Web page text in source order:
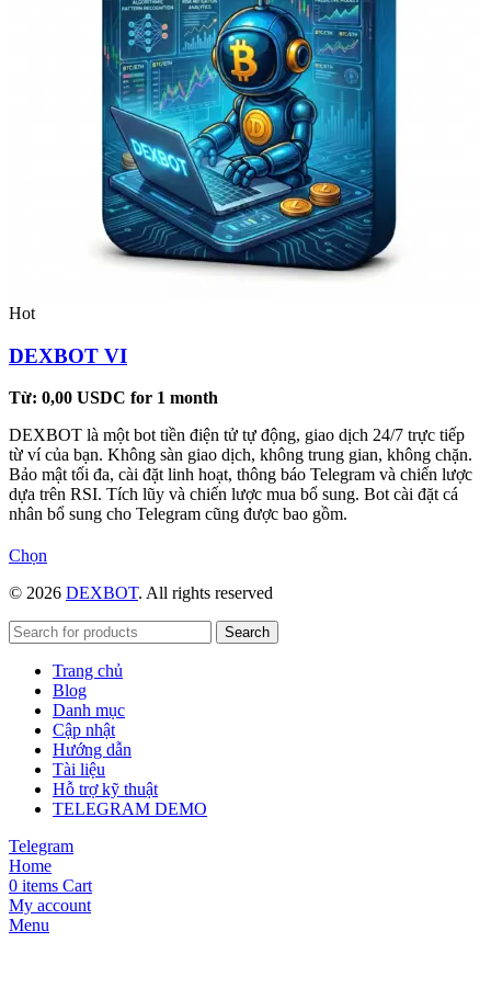
Hot
DEXBOT VI
Từ: 0,00 USDC for 1 month
DEXBOT là một bot tiền điện tử tự động, giao dịch 24/7 trực tiếp
từ ví của bạn. Không sàn giao dịch, không trung gian, không chặn.
Bảo mật tối đa, cài đặt linh hoạt, thông báo Telegram và chiến lược
dựa trên RSI. Tích lũy và chiến lược mua bổ sung. Bot cài đặt cá
nhân bổ sung cho Telegram cũng được bao gồm.
Chọn
này
nhiều
thể.
Các
tùy
chọn
có
thể
được
chọn
trang
sản
phẩm
© 2026 DEXBOT. All rights reserved
Search
Trang chủ
Blog
Danh mục
Cập nhật
Hướng dẫn
Tài liệu
Hỗ trợ kỹ thuật
TELEGRAM DEMO
Telegram
Home
0 items Cart
My account
Menu